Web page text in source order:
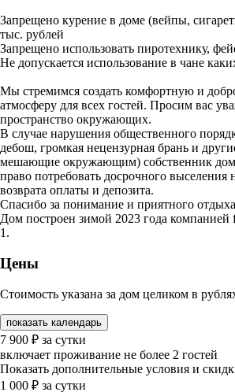
Запрещено курение в доме (вейпы,
тыс. рублей
Запрещено использовать пиротехнику,
Не допускается использование в чане
Мы стремимся создать комфортную и
атмосферу для всех гостей. Просим вас
пространство окружающих.
В случае нарушения общественного
дебош, громкая нецензурная брань и
мешающие окружающим) собственник дома
право потребовать досрочного выселения
возврата оплаты и депозита.
Спасибо за понимание и приятного
Дом построен зимой 2023 года компанией
1.
Цены
Стоимость указана за дом целиком в
показать календарь
7 900 ₽ за сутки
включает проживание не более 2 гостей
Показать дополнительные условия и
1 000 ₽ за сутки